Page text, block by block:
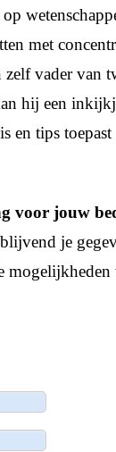
op
met
zelf vader van
hij een
en tips
voor jouw
je
mogelijkheden